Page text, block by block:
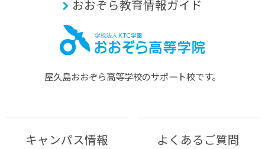
おおぞら教育情報ガイド
屋久島おおぞら⾼等学校のサポート校です。
キャンパス情報 よくあるご質問